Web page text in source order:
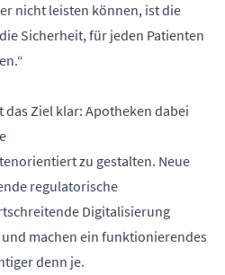
nicht leisten können, ist die
Sicherheit, für jeden Patienten
Ziel klar: Apotheken dabei
zu gestalten. Neue
regulatorische
Digitalisierung
machen ein funktionierendes
denn je.